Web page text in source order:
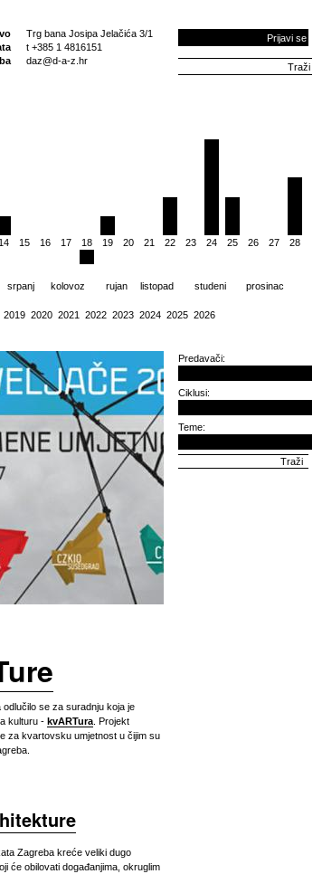
Trg bana Josipa Jelačića 3/1
t +385 1 4816151
daz@d-a-z.hr
Prijavi se
14 15 16 17 18 19 20 21 22 23 24 25 26 27 28
srpanj kolovoz rujan listopad studeni prosinac
2019 2020 2021 2022 2023 2024 2025 2026
se za suradnju koja je
kulturu - kvARTura . Projekt
za kvartovsku umjetnost u čijim su
Zagreba kreće veliki dugo
će obilovati događanjima, okruglim
Predavači:
Ciklusi:
Teme: